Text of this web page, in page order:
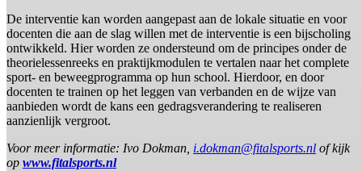
De interventie kan worden aangepast aan de lokale situatie en voor
docenten die aan de slag willen met de interventie is een bijscholing
ontwikkeld. Hier worden ze ondersteund om de principes onder de
theorielessenreeks en praktijkmodulen te vertalen naar het complete
sport- en beweegprogramma op hun school. Hierdoor, en door
docenten te trainen op het leggen van verbanden en de wijze van
aanbieden wordt de kans een gedragsverandering te realiseren
aanzienlijk vergroot.
Voor meer informatie: Ivo Dokman, i.dokman@fitalsports.nl of kijk
op www.fitalsports.nl